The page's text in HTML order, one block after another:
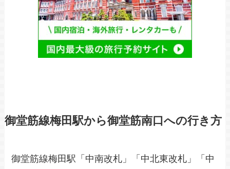
御堂筋線梅田駅から御堂筋南口への行き方
御堂筋線梅田駅「中南改札」「中北東改札」「中